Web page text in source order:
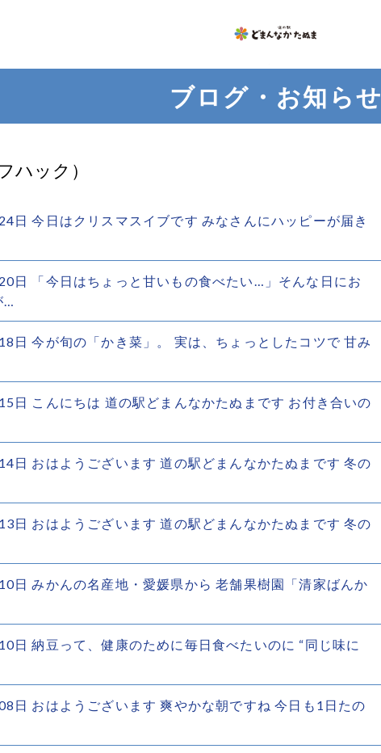
ブログ・お知らせ
ハック）
日 今日はクリスマスイブです みなさんにハッピーが届き
日 「今日はちょっと甘いもの食べたい…」そんな日にお
…
日 今が旬の「かき菜」。 実は、ちょっとしたコツで 甘み
日 こんにちは 道の駅どまんなかたぬまです お付き合いの
日 おはようございます 道の駅どまんなかたぬまです 冬の
日 おはようございます 道の駅どまんなかたぬまです 冬の
日 みかんの名産地・愛媛県から 老舗果樹園「清家ばんか
日 納豆って、健康のために毎日食べたいのに “同じ味に
日 おはようございます 爽やかな朝ですね 今日も1日たの